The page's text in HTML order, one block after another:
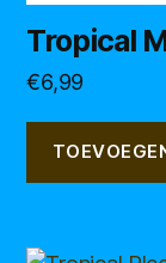
Tropical
€6,99